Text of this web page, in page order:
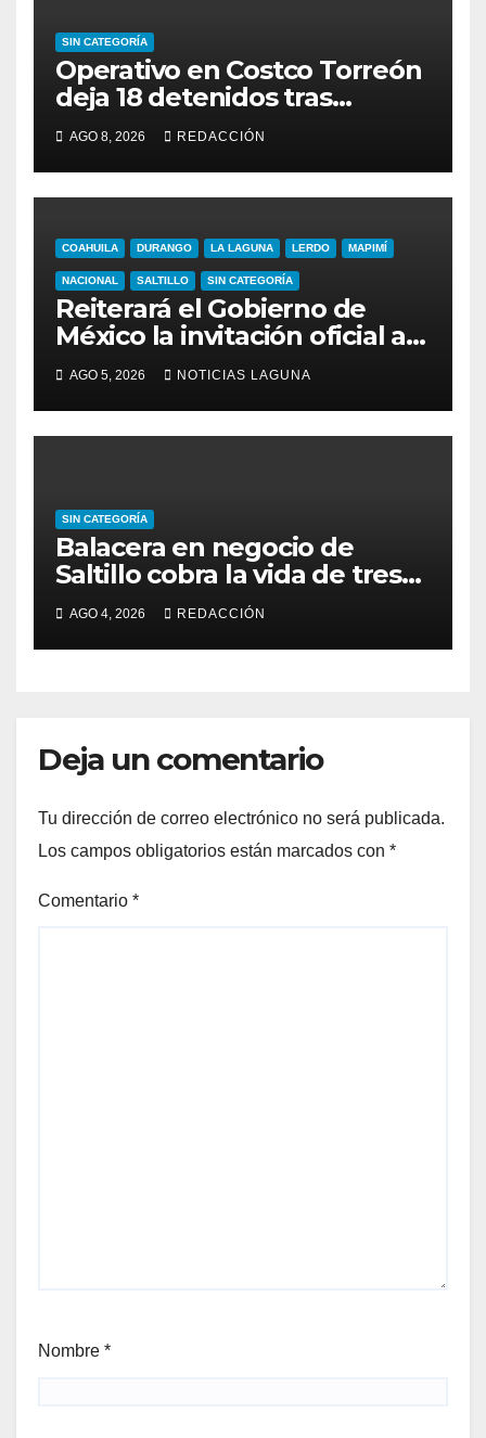
SIN CATEGORÍA
Operativo en Costco Torreón
deja 18 detenidos tras
reportes al 911
AGO 8, 2026 REDACCIÓN
COAHUILA DURANGO LA LAGUNA LERDO MAPIMÍ
NACIONAL SALTILLO SIN CATEGORÍA
Reiterará el Gobierno de
México la invitación oficial al
papa León XIV durante la
visita del secretario de
Estado vaticano
AGO 5, 2026 NOTICIAS LAGUNA
SIN CATEGORÍA
Balacera en negocio de
Saltillo cobra la vida de tres
personas y deja una
lesionada de gravedad
AGO 4, 2026 REDACCIÓN
Deja un comentario
Tu dirección de correo electrónico no será publicada.
Los campos obligatorios están marcados con *
Comentario *
Nombre *